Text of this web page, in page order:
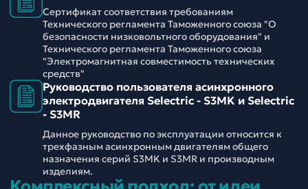
Сертификат соответствия требованиям
Технического регламента Таможенного союза "О
безопасности низковольтного оборудования" и
Технического регламента Таможенного союза
"Электромагнитная совместимость технических
средств"
Руководство пользователя асинхронного
электродвигателя Selectric - S3MK и Selectric
- S3MR
Данное руководство по эксплуатации относится к
трехфазным асинхронным двигателям общего
назначения серий S3MK и S3MR и производным
изделиям.